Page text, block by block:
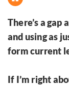
There’s a
and using as
form current
If I’m right